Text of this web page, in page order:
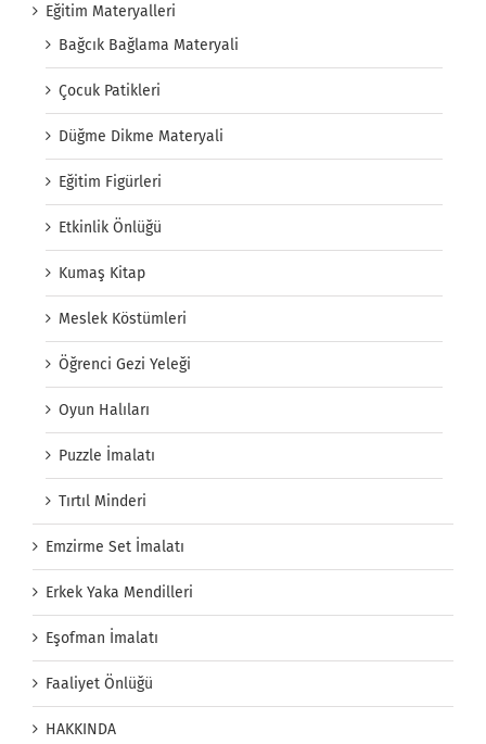
Eğitim Materyalleri
Bağcık Bağlama Materyali
Çocuk Patikleri
Düğme Dikme Materyali
Eğitim Figürleri
Etkinlik Önlüğü
Kumaş Kitap
Meslek Köstümleri
Öğrenci Gezi Yeleği
Oyun Halıları
Puzzle İmalatı
Tırtıl Minderi
Emzirme Set İmalatı
Erkek Yaka Mendilleri
Eşofman İmalatı
Faaliyet Önlüğü
HAKKINDA